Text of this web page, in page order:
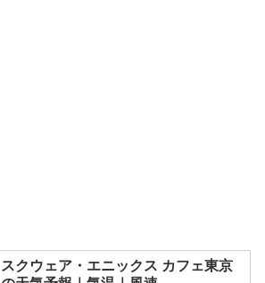
スクウェア・エニックス カフェ東京